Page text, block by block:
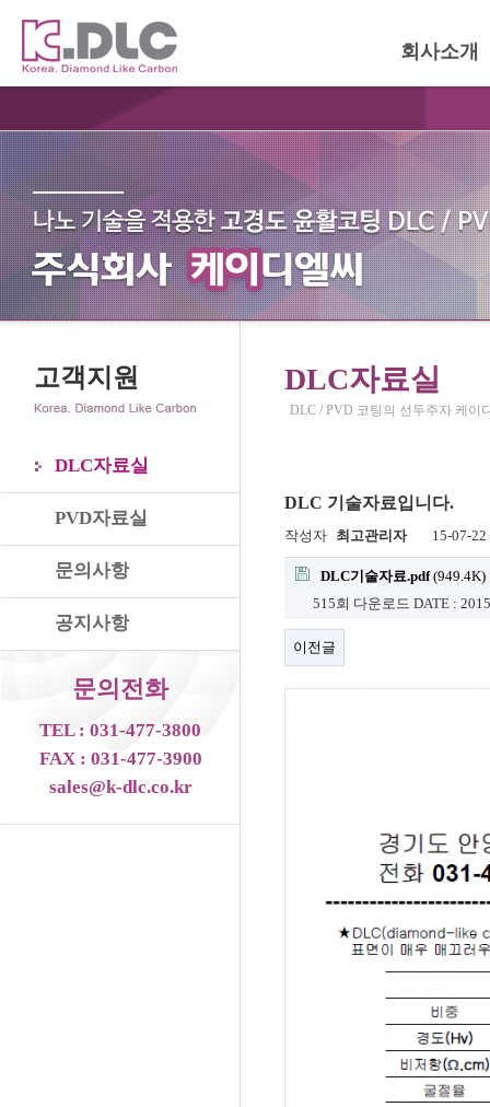
회사소개
고객지원
DLC자료실
PVD자료실
문의사항
공지사항
문의전화
TEL : 031-477-3800
FAX : 031-477-3900
sales@k-dlc.co.kr
DLC자료실
DLC / PVD 코팅의 선두주자 케이
DLC 기술자료입니다.
작성자 최고관리자 15-07-
DLC기술자료.pdf(949.4K)
515회 다운로드 DATE :
이전글